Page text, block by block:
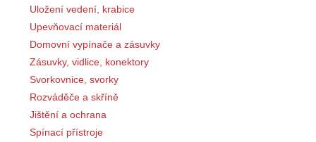
Uložení vedení, krabice
Upevňovací materiál
Domovní vypínače a zásuvky
Zásuvky, vidlice, konektory
Svorkovnice, svorky
Rozváděče a skříně
Jištění a ochrana
Spínací přístroje